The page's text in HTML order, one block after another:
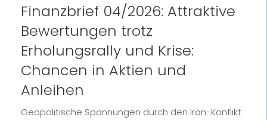
Finanzbrief 04/2026: Attraktive
Bewertungen trotz
Erholungsrally und Krise:
Chancen in Aktien und
Anleihen
Geopolitische Spannungen durch den Iran-Konflikt